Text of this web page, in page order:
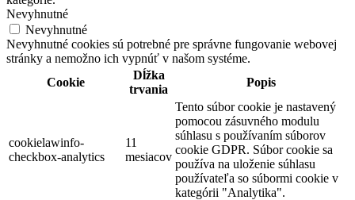
Nevyhnutné
Nevyhnutné
Nevyhnutné cookies sú potrebné pre správne fungovanie webovej
stránky a nemožno ich vypnúť v našom systéme.
Cookie
Dĺžka
trvania
Popis
cookielawinfo-
checkbox-analytics
11
mesiacov
Tento súbor cookie je nastavený
pomocou zásuvného modulu
súhlasu s používaním súborov
cookie GDPR. Súbor cookie sa
používa na uloženie súhlasu
používateľa so súbormi cookie v
kategórii "Analytika".